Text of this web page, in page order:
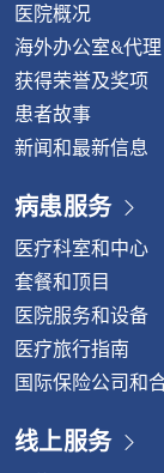
行内镜下椎间盘
间盘切除术的优
性病变无法完全
缓症状出现： 不
痛或四肢麻木的
脊柱专科医生，
(+66)2-734-
医院概况
海外办公室&代理
获得荣誉及奖项
患者故事
新闻和最新信息
病患服务
医疗科室和中心
套餐和顶目
医院服务和设备
医疗旅行指南
国际保险公司和
线上服务